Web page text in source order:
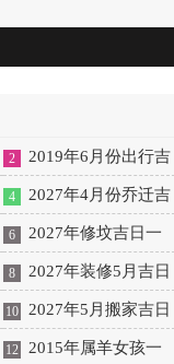
2 2019年6月份出行吉
日 2027年6月出行吉日
一览表
4 2027年4月份乔迁吉
日一览表 2027年4月乔
迁吉日吉时查询
6 2027年修坟吉日一
览表 2027年农历2月修
坟吉日一览表
8 2027年装修5月吉日
良辰查询表 2027年农历
5月装修吉日一览表
10 2027年5月搬家吉日
的详细解释 2027年5月
12 2015年属羊女孩一